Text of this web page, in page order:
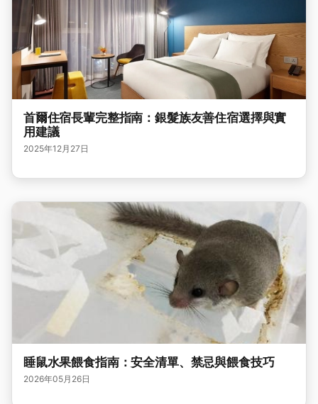
首爾住宿長輩完整指南：銀髮族友善住宿選擇與實
用建議
2025年12月27日
睡鼠水果餵食指南：安全清單、禁忌與餵食技巧
2026年05月26日